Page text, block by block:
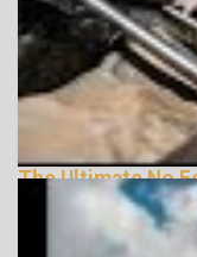
The Ultimate No
LionHeart
162145 Nézetek